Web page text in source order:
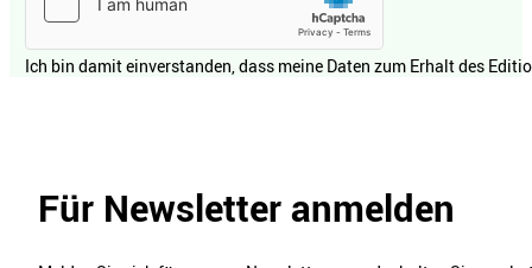
Ich bin damit einverstanden, dass meine Daten zum Erhalt des
Für Newsletter anmelden